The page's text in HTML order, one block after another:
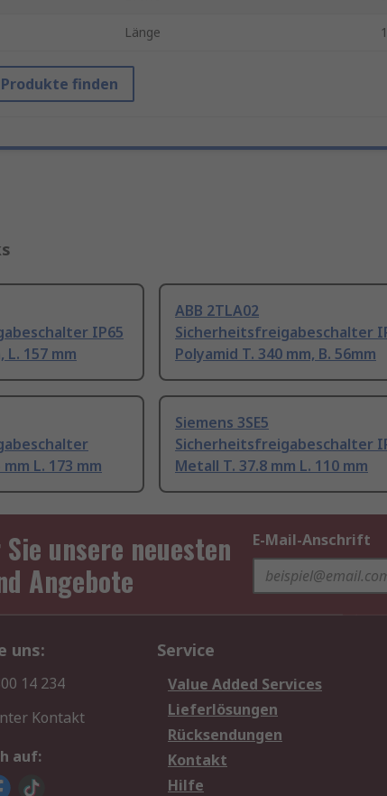
Länge
finden
IP65
L. 157 mm
ABB 2TLA02
Sicherheitsfreigabeschalter
Polyamid T. 340 mm, B. 56mm
L. 173 mm
Siemens 3SE5
Sicherheitsfreigabeschalter
Metall T. 37.8 mm L. 110 mm
unsere neuesten
Angebote
E-Mail-Anschrift
uns:
14 234
Kontakt
auf:
Service
Value Added Services
Lieferlösungen
Rücksendungen
Kontakt
Hilfe